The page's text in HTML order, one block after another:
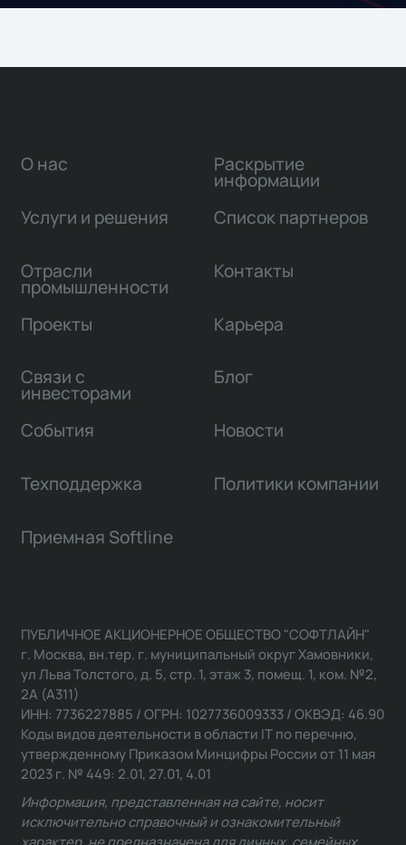
О нас
Услуги и решения
Отрасли
промышленности
Проекты
Связи с
инвесторами
Раскрытие
информации
Список партнеров
Контакты
Карьера
Блог
События Новости
Техподдержка Политики компании
Приемная Softline
ПУБЛИЧНОЕ АКЦИОНЕРНОЕ ОБЩЕСТВО "СОФТЛАЙН"
г. Москва, вн.тер. г. муниципальный округ Хамовники,
ул Льва Толстого, д. 5, стр. 1, этаж 3, помещ. 1, ком. №2,
2А (А311)
ИНН: 7736227885 / ОГРН: 1027736009333 / ОКВЭД: 46.90
Коды видов деятельности в области IT по перечню,
утвержденному Приказом Минцифры России от 11 мая
2023 г. № 449: 2.01, 27.01, 4.01
Информация, представленная на сайте, носит
исключительно справочный и ознакомительный